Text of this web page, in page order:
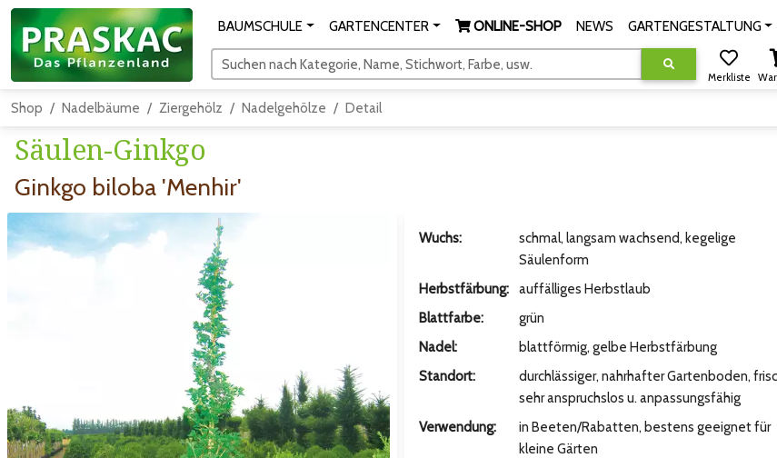
BAUMSCHULE GARTENCENTER ONLINE-SHOP NEWS GARTENGESTALTUNG
Suchen nach Kategorie, Name, Stichwort, Farbe, usw.
Merkliste
Shop Nadelbäume Ziergehölz Nadelgehölze Detail
Säulen-Ginkgo
Ginkgo biloba 'Menhir'
Wuchs:
schmal, langsam wachsend, kegelige
Säulenform
Herbstfärbung:
auffälliges Herbstlaub
Blattfarbe:
grün
Nadel:
blattförmig, gelbe Herbstfärbung
Standort:
durchlässiger, nahrhafter Gartenboden,
sehr anspruchslos u. anpassungsfähig
Verwendung:
in Beeten/Rabatten, bestens geeignet für
kleine Gärten